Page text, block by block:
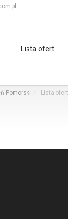
Lista ofert
Pomorski Lista ofert